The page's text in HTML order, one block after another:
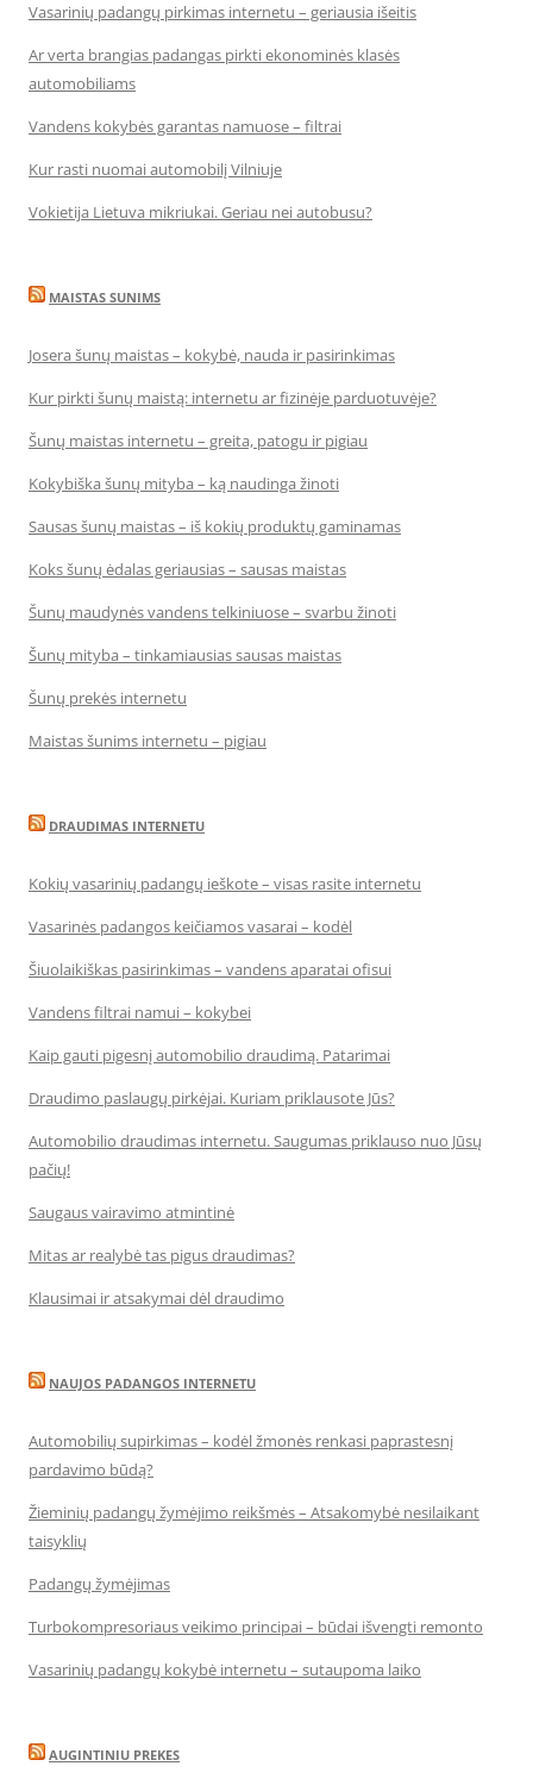
Vasarinių padangų pirkimas internetu – geriausia išeitis
Ar verta brangias padangas pirkti ekonominės klasės
automobiliams
Vandens kokybės garantas namuose – filtrai
Kur rasti nuomai automobilį Vilniuje
Vokietija Lietuva mikriukai. Geriau nei autobusu?
MAISTAS SUNIMS
Josera šunų maistas – kokybė, nauda ir pasirinkimas
Kur pirkti šunų maistą: internetu ar fizinėje parduotuvėje?
Šunų maistas internetu – greita, patogu ir pigiau
Kokybiška šunų mityba – ką naudinga žinoti
Sausas šunų maistas – iš kokių produktų gaminamas
Koks šunų ėdalas geriausias – sausas maistas
Šunų maudynės vandens telkiniuose – svarbu žinoti
Šunų mityba – tinkamiausias sausas maistas
Šunų prekės internetu
Maistas šunims internetu – pigiau
DRAUDIMAS INTERNETU
Kokių vasarinių padangų ieškote – visas rasite internetu
Vasarinės padangos keičiamos vasarai – kodėl
Šiuolaikiškas pasirinkimas – vandens aparatai ofisui
Vandens filtrai namui – kokybei
Kaip gauti pigesnį automobilio draudimą. Patarimai
Draudimo paslaugų pirkėjai. Kuriam priklausote Jūs?
Automobilio draudimas internetu. Saugumas priklauso nuo Jūsų
pačių!
Saugaus vairavimo atmintinė
Mitas ar realybė tas pigus draudimas?
Klausimai ir atsakymai dėl draudimo
NAUJOS PADANGOS INTERNETU
Automobilių supirkimas – kodėl žmonės renkasi paprastesnį
pardavimo būdą?
Žieminių padangų žymėjimo reikšmės – Atsakomybė nesilaikant
taisyklių
Padangų žymėjimas
Turbokompresoriaus veikimo principai – būdai išvengti remonto
Vasarinių padangų kokybė internetu – sutaupoma laiko
AUGINTINIU PREKES